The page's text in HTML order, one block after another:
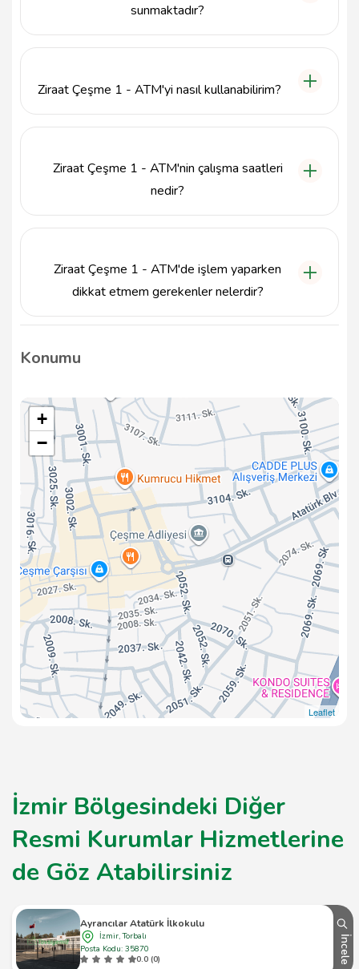
sunmaktadır?
Ziraat Çeşme 1 - ATM'yi nasıl kullanabilirim?
işlemlerinizi gerçekleştirebilirsiniz.
Ziraat Çeşme 1 - ATM'nin çalışma saatleri
nedir?
Ziraat Çeşme 1 - ATM'de işlem yaparken
dikkat etmem gerekenler nelerdir?
ATM'de işlem yaparken güvenliğinizi sağlamak için
paylaşmayın ve işleminizi tamamladıktan sonra
Konumu
+
−
Leaflet
İzmir Bölgesindeki Diğer
Resmi Kurumlar Hizmetlerine
de Göz Atabilirsiniz
Ayrancılar Atatürk İlkokulu
İzmir, Torbalı
Posta Kodu: 35870
0.0 (0)
İncele